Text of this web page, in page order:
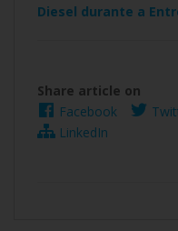
Diesel durante a
Share article on
Facebook
LinkedIn